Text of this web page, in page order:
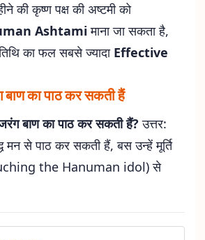
की कृष्ण पक्ष की अष्टमी को
Ashtamiमाना जा सकता है,
का फल सबसे ज्यादा Effective
बाण का पाठ कर सकती हैं
बाण का पाठ कर सकती हैं? उत्तर:
मन से पाठ कर सकती हैं, बस उन्हें मूर्ति
the Hanuman idol) से